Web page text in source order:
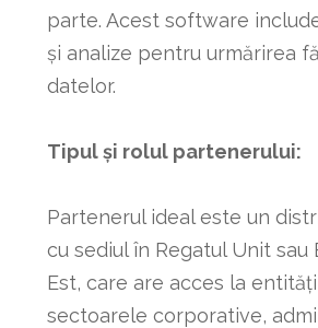
parte. Acest software
și analize pentru urmărirea
datelor.
Tipul și rolul partenerului:
Partenerul ideal este un
cu sediul în Regatul Unit sau
Est, care are acces la
sectoarele corporative,